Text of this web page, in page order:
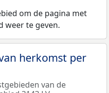
om de pagina met
weer te geven.
herkomst per
van de